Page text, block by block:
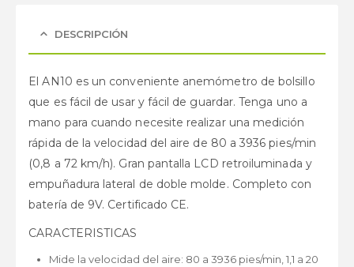
DESCRIPCIÓN
El AN10 es un conveniente anemómetro de bolsillo
que es fácil de usar y fácil de guardar. Tenga uno a
mano para cuando necesite realizar una medición
rápida de la velocidad del aire de 80 a 3936 pies/min
(0,8 a 72 km/h). Gran pantalla LCD retroiluminada y
empuñadura lateral de doble molde. Completo con
batería de 9V. Certificado CE.
CARACTERISTICAS
Mide la velocidad del aire: 80 a 3936 pies/min, 1,1 a 20